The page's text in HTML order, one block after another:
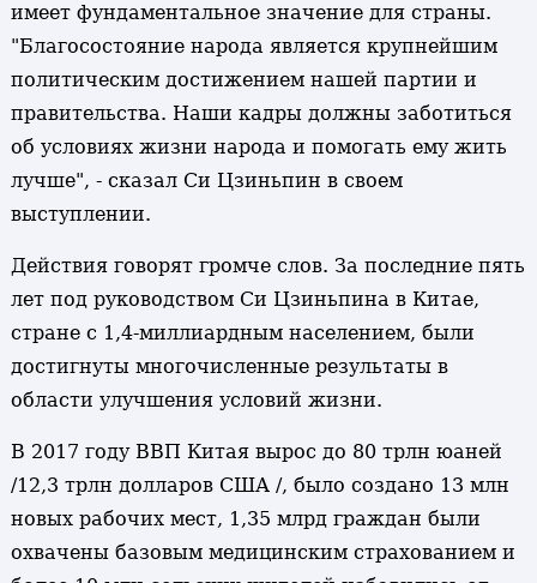
имеет фундаментальное значение для страны.
"Благосостояние народа является крупнейшим
политическим достижением нашей партии и
правительства. Наши кадры должны заботиться
об условиях жизни народа и помогать ему жить
лучше", - сказал Си Цзиньпин в своем
выступлении.
Действия говорят громче слов. За последние пять
лет под руководством Си Цзиньпина в Китае,
стране с 1,4-миллиардным населением, были
достигнуты многочисленные результаты в
области улучшения условий жизни.
В 2017 году ВВП Китая вырос до 80 трлн юаней
/12,3 трлн долларов США /, было создано 13 млн
новых рабочих мест, 1,35 млрд граждан были
охвачены базовым медицинским страхованием и